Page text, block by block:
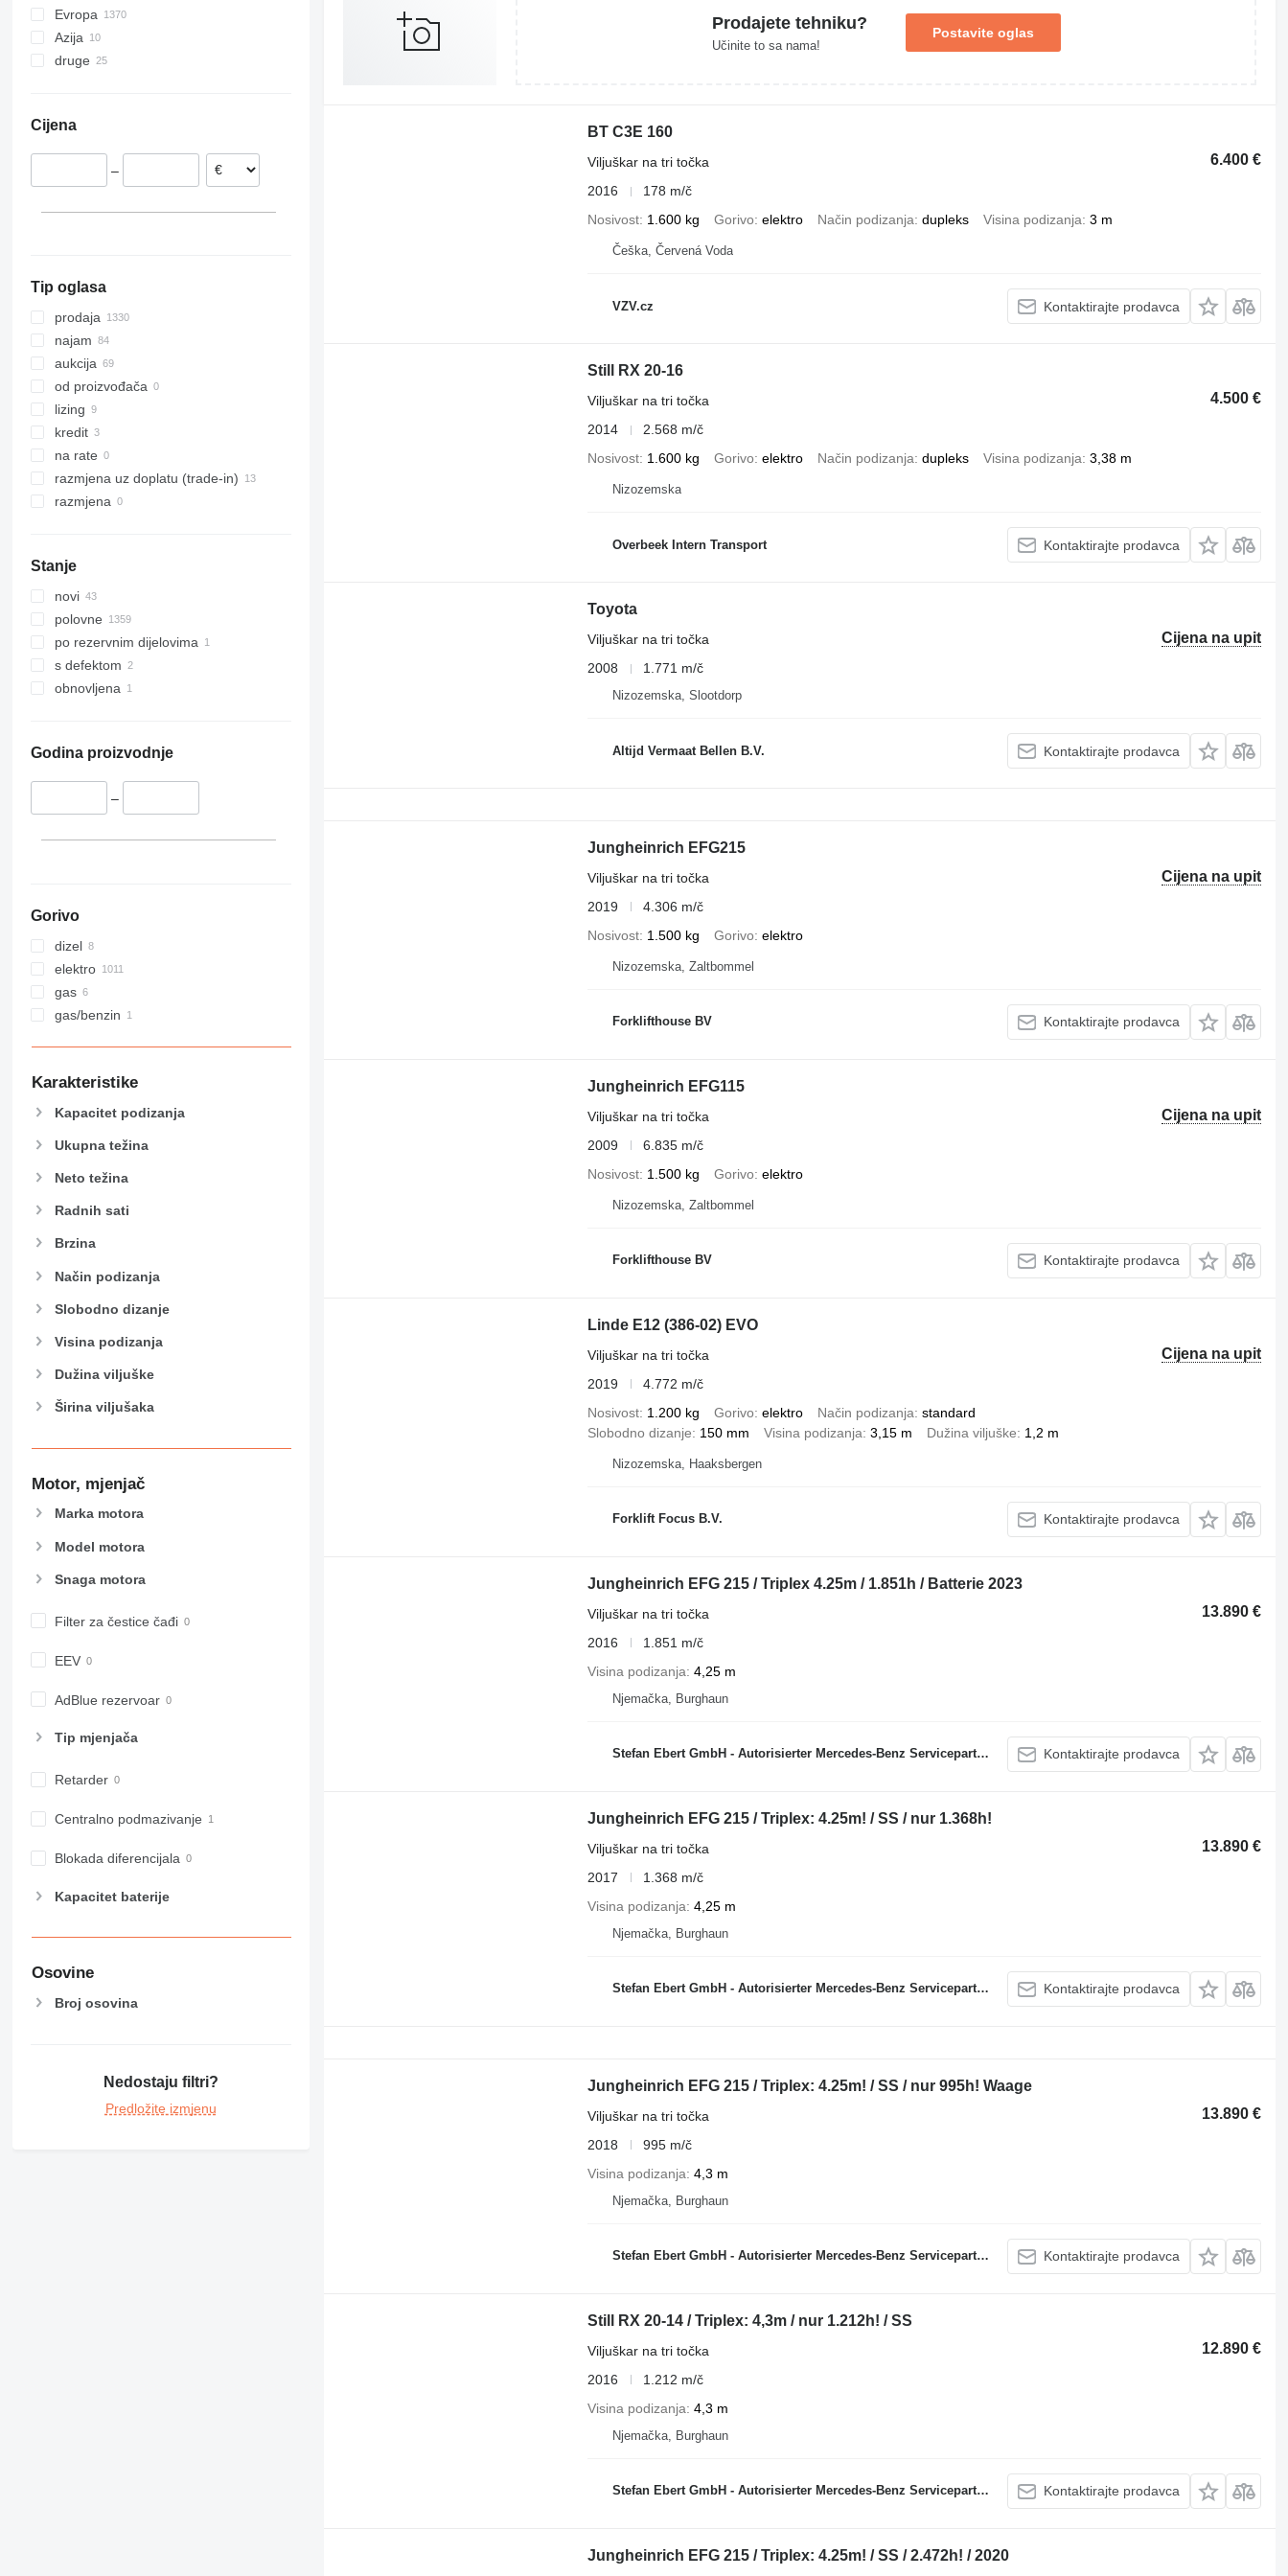
Evropa
Nizozemska
Belgija
Poljska
Azija
Kina
Ujedinjeni Arapski Emirati
druge
Moldavija
Peru
Cijena
–
Tip oglasa
prodaja
najam
aukcija
od proizvođača
lizing
kredit
na rate
razmjena uz doplatu (trade-in)
razmjena
Stanje
novi
polovne
po rezervnim dijelovima
s defektom
obnovljena
Godina proizvodnje
–
Gorivo
dizel
elektro
gas
gas/benzin
Karakteristike
Kapacitet podizanja
Ukupna težina
Neto težina
Radnih sati
Brzina
Način podizanja
Slobodno dizanje
Visina podizanja
Dužina viljuške
Širina viljušaka
Motor, mjenjač
Marka motora
Model motora
Snaga motora
Filter za čestice čađi
EEV
AdBlue rezervoar
Tip mјenjača
Retarder
Centralno podmazivanje
Blokada diferencijala
Kapacitet baterije
Osovine
Broj osovina
Nedostaju filtri?
Predložite izmjenu
Prodajete tehniku?
Učinite to sa nama!
Postavite oglas
BT C3E 160
6.400 €
Viljuškar na tri točka
2016
178 m/č
Nosivost 1.600 kg Gorivo elektro Način podizanja dupleks Visina podizanja 3 m
Češka, Červená Voda
VZV.cz Kontaktirajte prodavca
Still RX 20-16
4.500 €
Viljuškar na tri točka
2014
2.568 m/č
Nosivost 1.600 kg Gorivo elektro Način podizanja dupleks Visina podizanja 3,38 m
Nizozemska
Overbeek Intern Transport Kontaktirajte prodavca
Toyota
Cijena na upit
Viljuškar na tri točka
2008
1.771 m/č
Nizozemska, Slootdorp
Altijd Vermaat Bellen B.V. Kontaktirajte prodavca
Jungheinrich EFG215
Cijena na upit
Viljuškar na tri točka
2019
4.306 m/č
Nosivost 1.500 kg Gorivo elektro
Nizozemska, Zaltbommel
Forklifthouse BV Kontaktirajte prodavca
Jungheinrich EFG115
Cijena na upit
Viljuškar na tri točka
2009
6.835 m/č
Nosivost 1.500 kg Gorivo elektro
Nizozemska, Zaltbommel
Forklifthouse BV Kontaktirajte prodavca
Linde E12 (386-02) EVO
Cijena na upit
Viljuškar na tri točka
2019
4.772 m/č
Nosivost 1.200 kg Gorivo elektro Način podizanja standard
Slobodno dizanje
150 mm Visina podizanja 3,15 m Dužina viljuške 1,2 m
Nizozemska, Haaksbergen
Forklift Focus B.V. Kontaktirajte prodavca
Jungheinrich EFG 215 / Triplex 4.25m / 1.851h / Batterie 2023
13.890 €
Viljuškar na tri točka
2016
1.851 m/č
Visina podizanja 4,25 m
Njemačka, Burghaun
Stefan Ebert GmbH - Autorisierter Mercedes-Benz Servicepartner Kontaktirajte prodavca
Jungheinrich EFG 215 / Triplex: 4.25m! / SS / nur 1.368h!
13.890 €
Viljuškar na tri točka
2017
1.368 m/č
Visina podizanja 4,25 m
Njemačka, Burghaun
Stefan Ebert GmbH - Autorisierter Mercedes-Benz Servicepartner Kontaktirajte prodavca
Jungheinrich EFG 215 / Triplex: 4.25m! / SS / nur 995h! Waage
13.890 €
Viljuškar na tri točka
2018
995 m/č
Visina podizanja 4,3 m
Njemačka, Burghaun
Stefan Ebert GmbH - Autorisierter Mercedes-Benz Servicepartner Kontaktirajte prodavca
Still RX 20-14 / Triplex: 4,3m / nur 1.212h! / SS
12.890 €
Viljuškar na tri točka
2016
1.212 m/č
Visina podizanja 4,3 m
Njemačka, Burghaun
Stefan Ebert GmbH - Autorisierter Mercedes-Benz Servicepartner Kontaktirajte prodavca
Jungheinrich EFG 215 / Triplex: 4.25m! / SS / 2.472h! / 2020